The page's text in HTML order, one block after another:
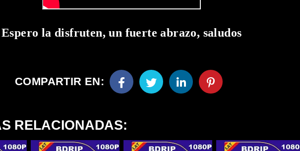
Espero la disfruten, un fuerte abrazo, saludos
COMPARTIR EN:
RELACIONADAS: